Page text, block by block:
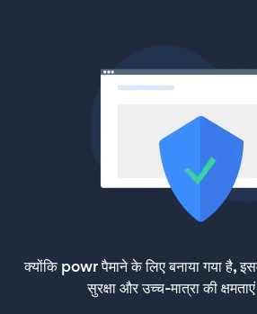
क्योंकि powr पैमाने के लिए बनाया गया है,
सुरक्षा और उच्च-मात्रा की